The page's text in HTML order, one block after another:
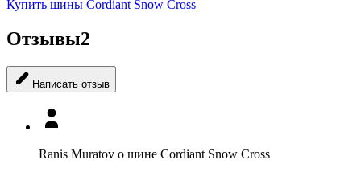
Купить шины Cordiant Snow Cross
Отзывы2
Написать отзыв
Ranis Muratov о шине Cordiant Snow Cross